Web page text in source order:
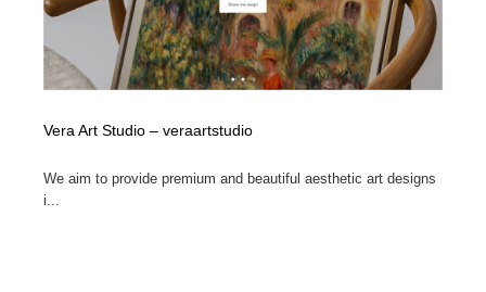
Vera Art Studio – veraartstudio
We aim to provide premium and beautiful aesthetic art designs
i...